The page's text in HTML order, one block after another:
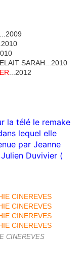
SARAH...2010
...2012
la télé le remake
lequel elle
par Jeanne
Duvivier (
CINEREVES